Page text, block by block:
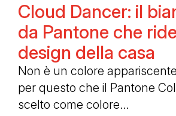
Cloud Dancer: il
da Pantone che
design della casa
Non è un colore
per questo che il Pantone
scelto come colore…